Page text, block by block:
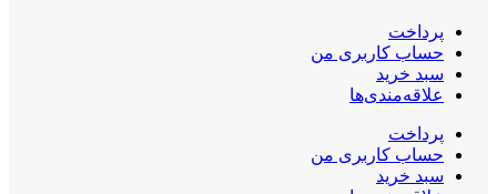
پرداخت
حساب کاربری من
سبد خرید
علاقه‌مندی‌ها
پرداخت
حساب کاربری من
سبد خرید